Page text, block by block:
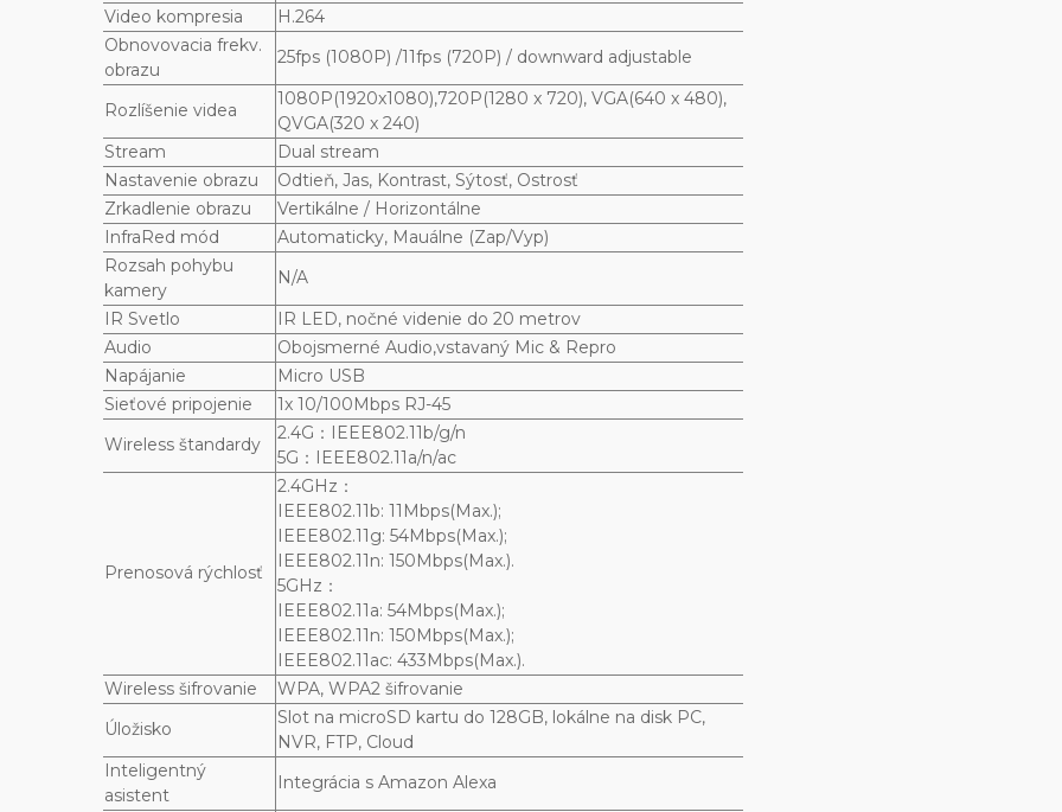
Video kompresia
H.264
Obnovovacia frekv.
obrazu
25fps (1080P) /11fps (720P) / downward adjustable
Rozlíšenie videa
1080P(1920x1080),720P(1280 x 720), VGA(640 x 480),
QVGA(320 x 240)
Stream
Dual stream
Nastavenie obrazu
Odtieň, Jas, Kontrast, Sýtosť, Ostrosť
Zrkadlenie obrazu
Vertikálne / Horizontálne
InfraRed mód
Automaticky, Mauálne (Zap/Vyp)
Rozsah pohybu
kamery
N/A
IR Svetlo
IR LED, nočné videnie do 20 metrov
Audio
Obojsmerné Audio,vstavaný Mic & Repro
Napájanie
Micro USB
Sieťové pripojenie
1x 10/100Mbps RJ-45
Wireless štandardy
2.4G：IEEE802.11b/g/n
5G：IEEE802.11a/n/ac
Prenosová rýchlosť
2.4GHz：
IEEE802.11b: 11Mbps(Max.);
IEEE802.11g: 54Mbps(Max.);
IEEE802.11n: 150Mbps(Max.).
5GHz：
IEEE802.11a: 54Mbps(Max.);
IEEE802.11n: 150Mbps(Max.);
IEEE802.11ac: 433Mbps(Max.).
Wireless šifrovanie
WPA, WPA2 šifrovanie
Úložisko
Slot na microSD kartu do 128GB, lokálne na disk PC,
NVR, FTP, Cloud
Inteligentný
asistent
Integrácia s Amazon Alexa